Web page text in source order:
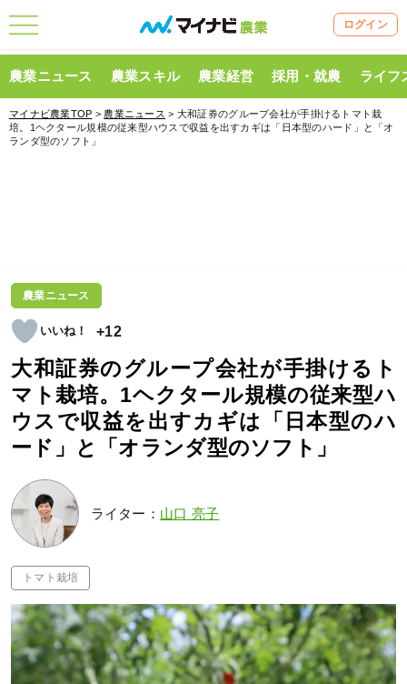
ログイン
農業ニュース 農業スキル 農業経営 採用・就農 ライフ
マイナビ農業TOP > 農業ニュース > 大和証券のグループ会社が手掛けるトマト栽
培。1ヘクタール規模の従来型ハウスで収益を出すカギは「日本型のハード」と「オ
ランダ型のソフト」
農業ニュース
+12
大和証券のグループ会社が手掛けるト
マト栽培。1ヘクタール規模の従来型ハ
ウスで収益を出すカギは「日本型のハ
ード」と「オランダ型のソフト」
ライター： 山口 亮子
トマト栽培